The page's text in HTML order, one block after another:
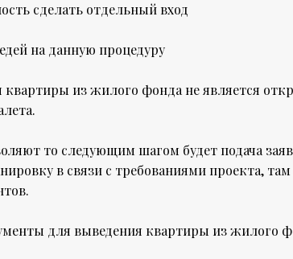
сделать отдельный вход
на данную процедуру
из жилого фонда не является
то следующим шагом будет подача
в связи с требованиями проекта,
для выведения квартиры из жилого